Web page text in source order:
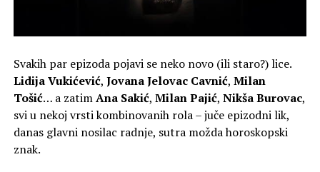
Svakih par epizoda pojavi se neko novo (ili staro?) lice.
Lidija Vukićević, Jovana Jelovac Cavnić, Milan
Tošić… a zatimAna Sakić, Milan Pajić, Nikša Burovac,
svi u nekoj vrsti kombinovanih rola – juče epizodni lik,
danas glavni nosilac radnje, sutra možda horoskopski
znak.